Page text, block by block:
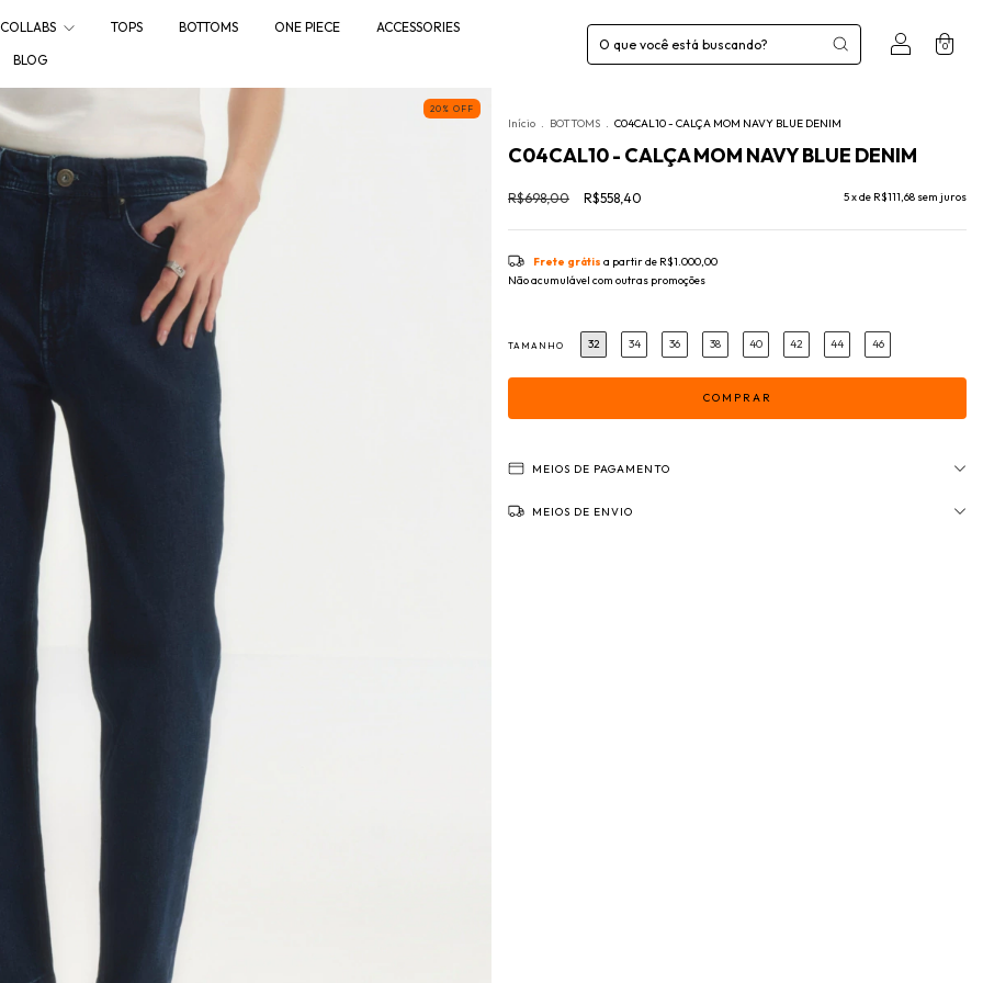
COLLABS TOPS BOTTOMS ONE PIECE
ACCESSORIES
BLOG
0
20 % OFF
Início . BOTTOMS . C04CAL10 - CALÇA MOM NAVY BLUE DENIM
C04CAL10 - CALÇA MOM NAVY BLUE DENIM
R$698,00 R$558,40 5x de R$111,68 sem juros
Frete grátis a partir de R$1.000,00
Não acumulável com outras promoções
TAMANHO 32 34 36 38 40 42 44 46
MEIOS DE PAGAMENTO
MEIOS DE ENVIO